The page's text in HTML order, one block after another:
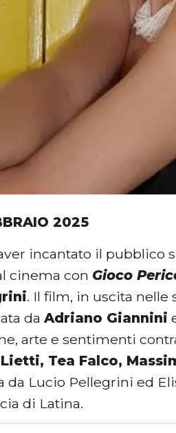
2025
incantato il pubblico
cinema con Gioco
. Il film, in uscita nelle
daAdriano Giannini
arte e sentimenti
Tea Falco,
da Lucio Pellegrini ed
di Latina.